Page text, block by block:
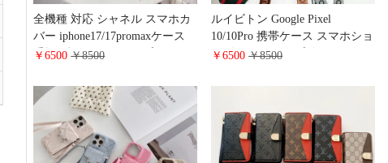
全機種 対応 シャネル スマホカ
バー iphone17/17promaxケース
手帳 型 スライドタイプ アイフ
カード収納 chanel galaxy
s26/s26plusケース レザー レデイ
ース 人気 google pixel スマホケ
ースお 揃い
￥6500￥8500
ルイビトン Google Pixel
10/10Pro 携帯ケース スマホショ
ルダー ストラップ付き LV グー
グラム 肩掛け 斜めがけ カード
タンド機能 gucci google pixel
8/8aケース 電気メッキ加工 多機
能 ブランド スマホケース
￥6500￥8500